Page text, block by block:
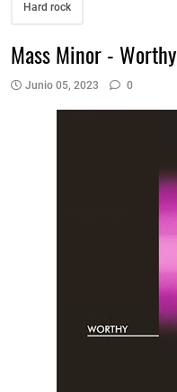
Hard rock
Mass Minor - Worthy
Junio 05, 2023 0